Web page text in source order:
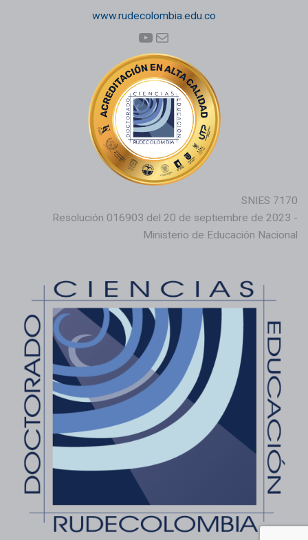
www.rudecolombia.edu.co
YouTube
Correo electrónico
SNIES 7170
Resolución 016903 del 20 de septiembre de 2023 -
Ministerio de Educación Nacional